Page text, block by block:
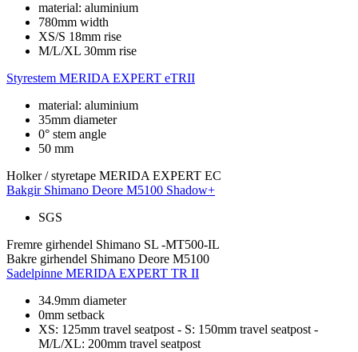
material: aluminium
780mm width
XS/S 18mm rise
M/L/XL 30mm rise
Styrestem MERIDA EXPERT eTRII
material: aluminium
35mm diameter
0° stem angle
50 mm
Holker / styretape MERIDA EXPERT EC
Bakgir Shimano Deore M5100 Shadow+
SGS
Fremre girhendel Shimano SL -MT500-IL
Bakre girhendel Shimano Deore M5100
Sadelpinne MERIDA EXPERT TR II
34.9mm diameter
0mm setback
XS: 125mm travel seatpost - S: 150mm travel seatpost -
M/L/XL: 200mm travel seatpost